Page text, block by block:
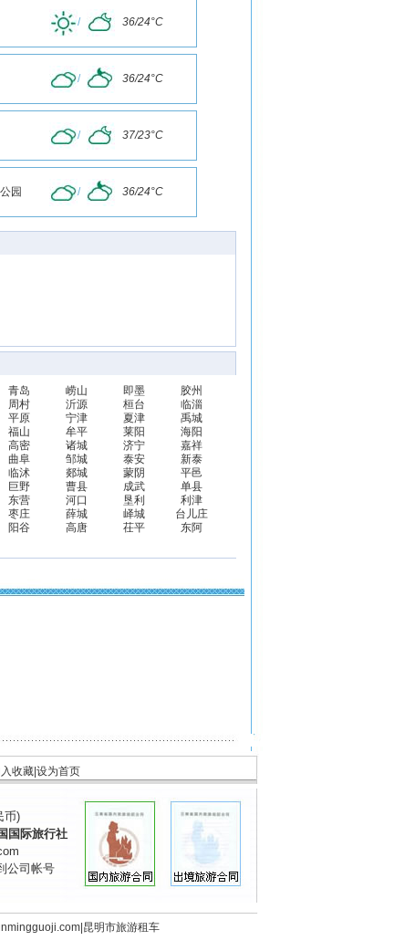
/ 36/24°C
/ 36/24°C
/ 37/23°C
园 / 36/24°C
青岛 崂山 即墨
胶州
周村 沂源 桓台
临淄
平原 宁津 夏津
禹城
福山 牟平 莱阳
海阳
高密 诸城 济宁
嘉祥
曲阜 邹城 泰安
新泰
临沭 郯城 蒙阴
平邑
巨野 曹县 成武
单县
东营 河口 垦利
利津
枣庄 薛城 峄城
台儿庄
阳谷 高唐 茌平
东阿
收藏| 设为首页
币)
国际旅行社
公司帐号
.com| 昆明市旅游租车